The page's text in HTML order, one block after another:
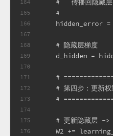
164
165
166
167
168
169
170
171
172
173
174
175
176
    #   传播回隐藏层
    #
hidden_error
    # 隐藏层梯度
d_hidden =
#
# 第四步：更新权
#
# 更新隐藏层 ->
W2 +=